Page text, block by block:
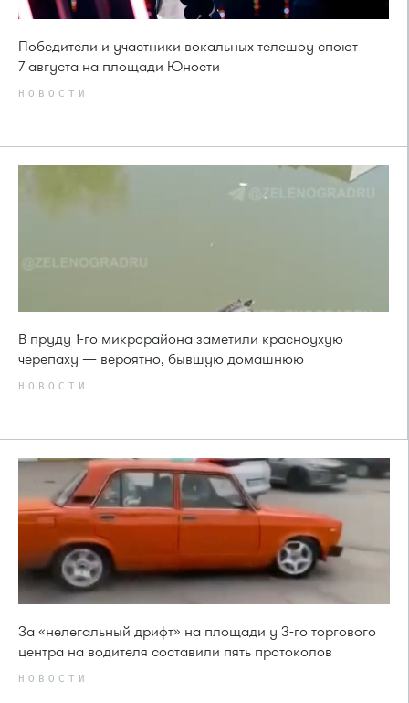
Победители и участники вокальных телешоу споют
7 августа на площади Юности
НОВОСТИ
В пруду 1-го микрорайона заметили красноухую
черепаху — вероятно, бывшую домашнюю
НОВОСТИ
За «нелегальный дрифт» на площади у 3-го торгового
центра на водителя составили пять протоколов
НОВОСТИ